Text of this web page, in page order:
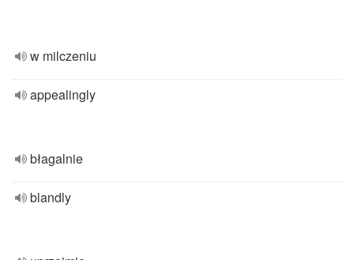
w milczeniu
appealingly
błagalnie
blandly